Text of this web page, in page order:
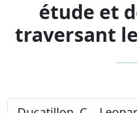
étude et
traversant